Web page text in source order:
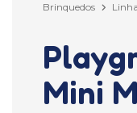
Brinquedos
Mini